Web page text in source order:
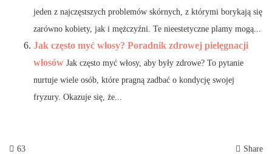
jeden z najczęstszych problemów skórnych, z którymi borykają się
zarówno kobiety, jak i mężczyźni. Te nieestetyczne plamy mogą...
Jak często myć włosy? Poradnik zdrowej pielęgnacji
włosów Jak często myć włosy, aby były zdrowe? To pytanie
nurtuje wiele osób, które pragną zadbać o kondycję swojej
fryzury. Okazuje się, że...
63 Share